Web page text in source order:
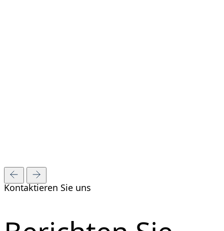
Kontaktieren Sie uns